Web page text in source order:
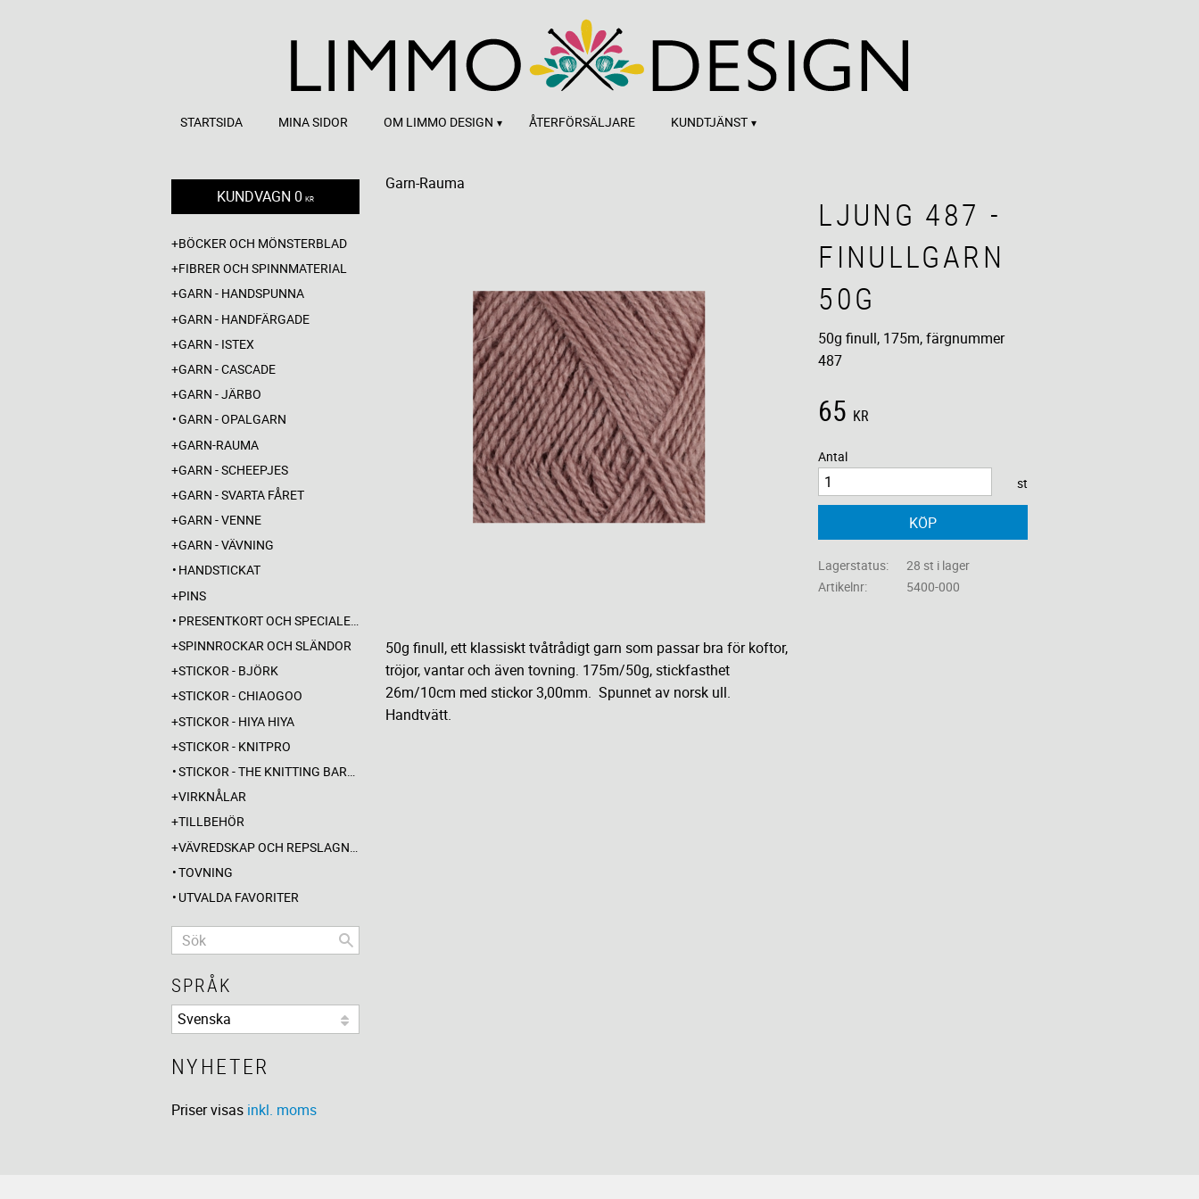
STARTSIDA MINA SIDOR OM LIMMO DESIGN ÅTERFÖRSÄLJARE KUNDTJÄNST
Garn-Rauma
LJUNG 487 -
FINULLGARN
50G
50g finull, 175m, färgnummer
487
65 KR
Antal
st
KÖP
Lagerstatus
28 st i lager
Artikelnr
5400-000
50g finull, ett klassiskt tvåtrådigt garn som passar bra för koftor,
tröjor, vantar och även tovning. 175m/50g, stickfasthet
26m/10cm med stickor 3,00mm. Spunnet av norsk ull.
Handtvätt.
KUNDVAGN 0 KR
BÖCKER OCH MÖNSTERBLAD
FIBRER OCH SPINNMATERIAL
GARN - HANDSPUNNA
GARN - HANDFÄRGADE
GARN - ISTEX
GARN - CASCADE
GARN - JÄRBO
GARN - OPALGARN
GARN-RAUMA
GARN - SCHEEPJES
GARN - SVARTA FÅRET
GARN - VENNE
GARN - VÄVNING
HANDSTICKAT
PINS
PRESENTKORT OCH SPECIALERBJUDANDEN
SPINNROCKAR OCH SLÄNDOR
STICKOR - BJÖRK
STICKOR - CHIAOGOO
STICKOR - HIYA HIYA
STICKOR - KNITPRO
STICKOR - THE KNITTING BARBER
VIRKNÅLAR
TILLBEHÖR
VÄVREDSKAP OCH REPSLAGNING
TOVNING
UTVALDA FAVORITER
SPRÅK
NYHETER
Priser visas inkl. moms